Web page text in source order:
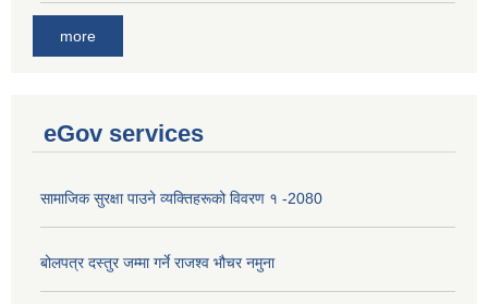
more
eGov services
सामाजिक सुरक्षा पाउने व्यक्तिहरूको विवरण १ -2080
बोलपत्र दस्तुर जम्मा गर्ने राजश्व भौचर नमुना